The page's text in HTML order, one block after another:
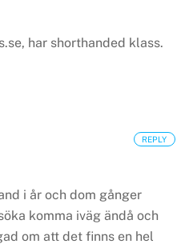
har shorthanded klass.
i år och dom gånger
komma iväg ändå och
om att det finns en hel
REPLY